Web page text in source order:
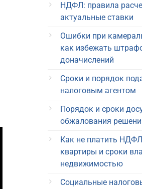
НДФЛ: правила
актуальные ставки
Ошибки при
как избежать
доначислений
Сроки и порядок
налоговым агентом
Порядок и сроки
обжалования
Как не платить
квартиры и сроки
недвижимостью
Социальные